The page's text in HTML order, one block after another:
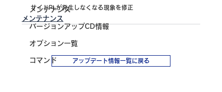
アップデート情報一覧に戻る
メンテナンス
バージョンアップCD情報
オプション一覧
コマンド
サイドPLが発生しなくなる現象を修正
メンテナンス